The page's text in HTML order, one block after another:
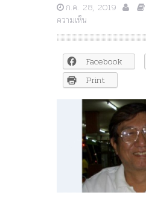
ก.ค. 28, 2019
ความเห็น
อ.สม
เกียรติ
แนะ
12
สาขา
วิชาชีพ
ที่
อนาคต
ยุค
ดิจิตอล
Facebook
Print